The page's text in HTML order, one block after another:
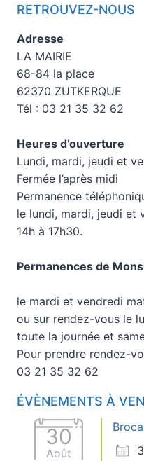
RETROUVEZ-NOUS
Adresse
LA MAIRIE
68-84 la place
62370 ZUTKERQUE
Tél : 03 21 35 32 62
Heures d’ouverture
Lundi, mardi, jeudi et
Fermée l’après midi
Permanence
le lundi, mardi, jeudi et
14h à 17h30.
Permanences de
le mardi et vendredi
ou sur rendez-vous le
toute la journée et
Pour prendre rendez-
03 21 35 32 62
ÉVÈNEMENTS À
30
Août